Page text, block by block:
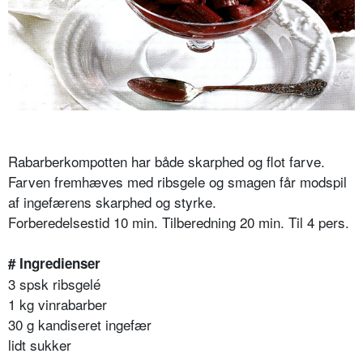
Rabarberkompotten har både skarphed og flot farve.
Farven fremhæves med ribsgele og smagen får modspil
af ingefærens skarphed og styrke.
Forberedelsestid 10 min. Tilberedning 20 min. Til 4 pers.
# Ingredienser
3 spsk ribsgelé
1 kg vinrabarber
30 g kandiseret ingefær
lidt sukker